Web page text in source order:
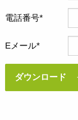
電話番号
Eメール
ダウンロード